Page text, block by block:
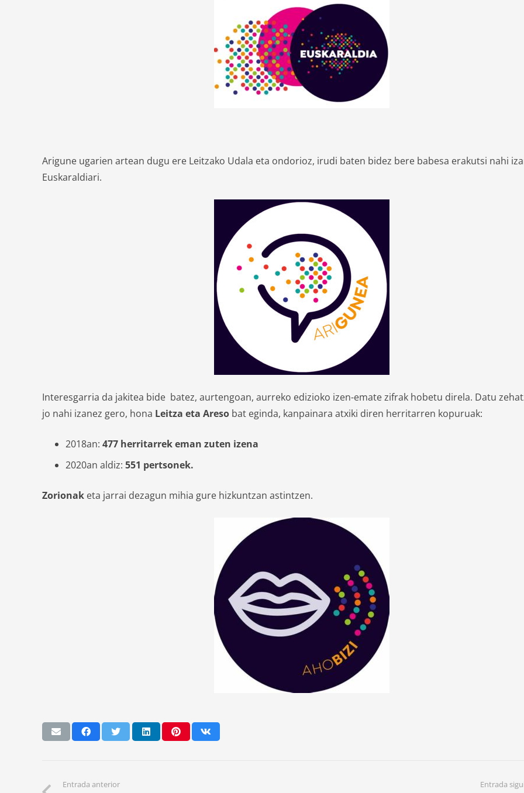
Arigune ugarien artean dugu ere Leitzako Udala eta ondorioz, irudi baten bidez bere babesa erakutsi nahi
Euskaraldiari.
Interesgarria da jakitea bide batez, aurtengoan, aurreko edizioko izen-emate zifrak hobetu direla. Datu
jo nahi izanez gero, hona Leitza eta Areso bat eginda, kanpainara atxiki diren herritarren kopuruak:
2018an: 477 herritarrek eman zuten izena
2020an aldiz: 551 pertsonek.
Zorionak eta jarrai dezagun mihia gure hizkuntzan astintzen.
Entrada anterior Entrada